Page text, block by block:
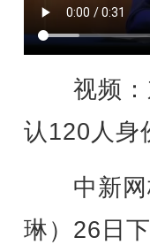
视频：
认120人身
中新网
琳）26日